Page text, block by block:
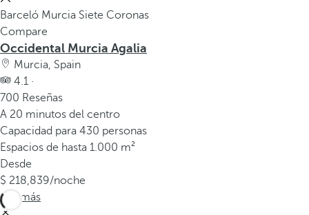
e
l
a
v
e
n
t
a
n
a
e
m
e
Barceló Murcia Siete Coronas
Compare
Occidental Murcia Agalia
Murcia, Spain
4.1 ·
700 Reseñas
A 20 minutos del centro
Capacidad para 430 personas
Espacios de hasta 1.000 m²
Desde
218,839/noche
Ver más